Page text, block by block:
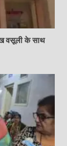
वसूली के साथ